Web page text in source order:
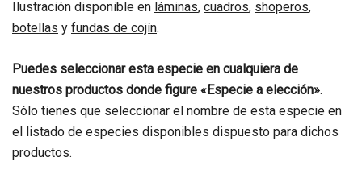
Ilustración disponible en láminas, cuadros, shoperos,
botellas y fundas de cojín.
Puedes seleccionar esta especie en cualquiera de
nuestros productos donde figure «Especie a elección».
Sólo tienes que seleccionar el nombre de esta especie en
el listado de especies disponibles dispuesto para dichos
productos.